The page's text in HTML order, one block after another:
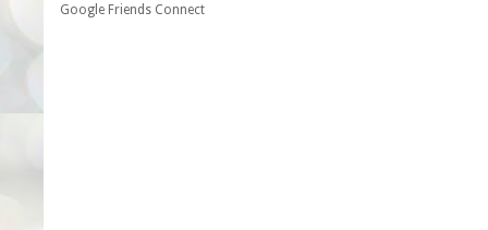
Google Friends Connect